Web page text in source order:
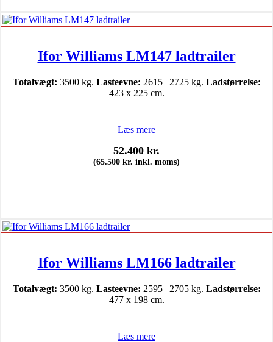
Ifor Williams LM147 ladtrailer
Totalvægt: 3500 kg. Lasteevne: 2615 | 2725 kg. Ladstørrelse:
423 x 225 cm.
Læs mere
52.400 kr.
(65.500 kr. inkl. moms)
Ifor Williams LM166 ladtrailer
Totalvægt: 3500 kg. Lasteevne: 2595 | 2705 kg. Ladstørrelse:
477 x 198 cm.
Læs mere